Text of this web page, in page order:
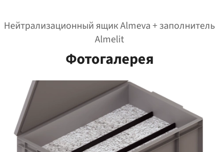
Нейтрализационный ящик Almeva + заполнитель
Almelit
Фотогалерея